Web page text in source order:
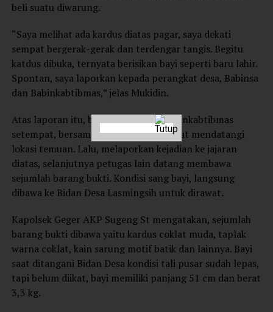
beli suatu diwarung.
“Saya melihat ada kardus diatas pagar, saya dekati
sempat bergerak-gerak dan terdengar tangis. Begitu
katdus dibuka, ternyata berisikan bayi seperti baru lahir.
Spontan, saya laporkan kepada perangkat desa, Babinsa
dan Babinkabtibmas,” jelas Mukidin.
Atas laporan itu, baik Babinsa dan Babinkabtibmas
setempat, bersama bidan desa setempat mendatangi
lokasi temuan. Lalu, melaporkan kejadian ke jajaran
diatas, selanjutnya petugas lain datang membawa
sejumlah barang bukti. Kondisi sang bayi, langsung
dibawa ke Bidan Desa Lasmingsih untuk dirawat.
Kapolsek Geger AKP Sugeng St mengatakan, sejumlah
barang bukti dibawa yaitu kardus coklat muda, taplak
warna coklat, kain sarung motif batik dan lainnya. Bayi
saat ditangani Bidan Desa kondisi tali pusar sudah lepas,
tapi belum diikat, bayi memiliki panjang 51 cm dan berat
3,3 kg.